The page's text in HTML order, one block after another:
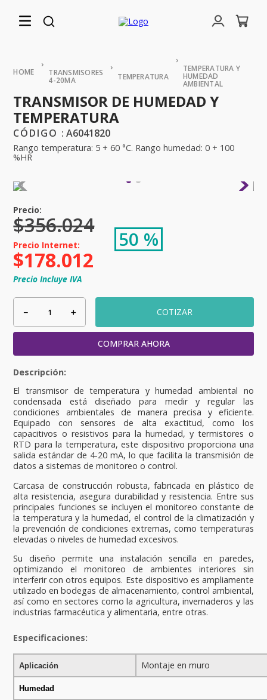
TRANSMISORES
4-20MA TEMPERATURA
TEMPERATURA Y
HUMEDAD
AMBIENTAL
TRANSMISOR DE HUMEDAD Y
TEMPERATURA
: A6041820
Rango temperatura: 5 + 60 °C. Rango humedad: 0 + 100
%HR
$356.024
50 %
$178.012
Precio Incluye IVA
＋
－ COTIZAR
COMPRAR AHORA
El transmisor de temperatura y humedad ambiental no
condensada está diseñado para medir y regular las
condiciones ambientales de manera precisa y eficiente.
Equipado con sensores de alta exactitud, como los
capacitivos o resistivos para la humedad, y termistores o
RTD para la temperatura, este dispositivo proporciona una
salida estándar de 4-20 mA, lo que facilita la transmisión de
datos a sistemas de monitoreo o control.
Carcasa de construcción robusta, fabricada en plástico de
alta resistencia, asegura durabilidad y resistencia. Entre sus
principales funciones se incluyen el monitoreo constante de
la temperatura y la humedad, el control de la climatización y
la prevención de condiciones extremas, como temperaturas
elevadas o niveles de humedad excesivos.
Su diseño permite una instalación sencilla en paredes,
optimizando el monitoreo de ambientes interiores sin
interferir con otros equipos. Este dispositivo es ampliamente
utilizado en bodegas de almacenamiento, control ambiental,
así como en sectores como la agricultura, invernaderos y las
industrias farmacéutica y alimentaria, entre otras.
Especificaciones:
Aplicación Montaje en muro
Humedad